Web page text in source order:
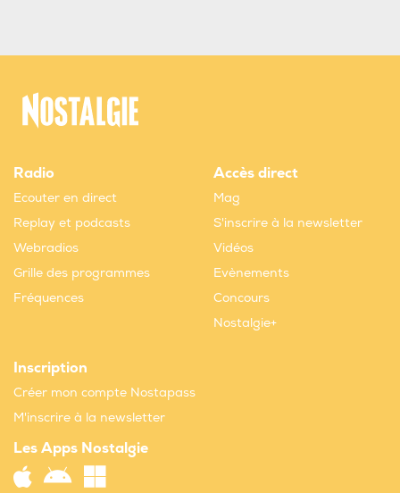
Radio
Ecouter en direct
Replay et podcasts
Webradios
Grille des programmes
Fréquences
Accès direct
Mag
S'inscrire à la newsletter
Vidéos
Evènements
Concours
Nostalgie+
Inscription
Créer mon compte Nostapass
M'inscrire à la newsletter
Les Apps Nostalgie